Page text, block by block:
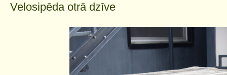
Velosipēda otrā dzīve